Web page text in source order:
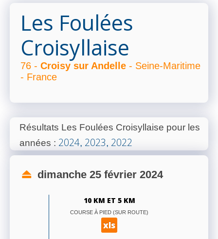
Les Foulées
Croisyllaise
76 - Croisy sur Andelle - Seine-Maritime
- France
Résultats Les Foulées Croisyllaise pour les
années : 2024, 2023, 2022
dimanche 25 février 2024
10 KM ET 5 KM
COURSE À PIED (SUR ROUTE)
xls